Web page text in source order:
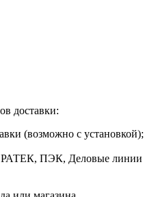
доставки:
(возможно с установкой);
РАТЕК, ПЭК, Деловые линии